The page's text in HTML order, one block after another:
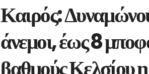
Καιρός:
άνεμοι, έως 8
βαθμούς Κελσίου